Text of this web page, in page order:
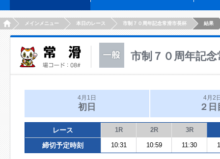
HOMEメインメニュー 本日のレース 市制７０周年記念常滑市長杯 結果
市制７０周年記
4月1日
初日
4月2
２日
レース 1R 2R 3R
締切予定時刻 10:31 10:59 11:30